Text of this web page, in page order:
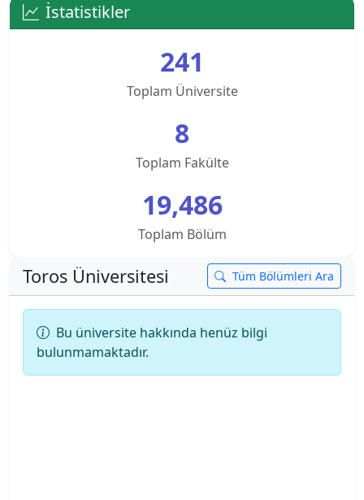
Ankara Müzik ve Güzel Sanatlar Üniversitesi
Ankara Sosyal Bilimler Üniversitesi
Ankara Üniversitesi
Ankara Yıldırım Beyazıt Üniversitesi
Ardahan Üniversitesi
İstatistikler
241
Toplam Üniversite
8
Toplam Fakülte
19,486
Toplam Bölüm
Toros Üniversitesi Tüm Bölümleri Ara
Bu üniversite hakkında henüz bilgi
bulunmamaktadır.